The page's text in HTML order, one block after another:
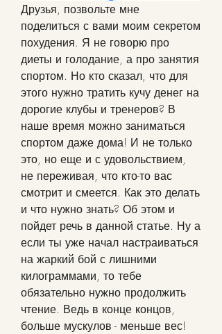
Друзья, позвольте мне
поделиться с вами моим секретом
похудения. Я не говорю про
диеты и голодание, а про занятия
спортом. Но кто сказал, что для
этого нужно тратить кучу денег на
дорогие клубы и тренеров? В
наше время можно заниматься
спортом даже дома! И не только
это, но еще и с удовольствием,
не переживая, что кто-то вас
смотрит и смеется. Как это делать
и что нужно знать? Об этом и
пойдет речь в данной статье. Ну а
если ты уже начал настраиваться
на жаркий бой с лишними
килограммами, то тебе
обязательно нужно продолжить
чтение. Ведь в конце концов,
больше мускулов - меньше вес!